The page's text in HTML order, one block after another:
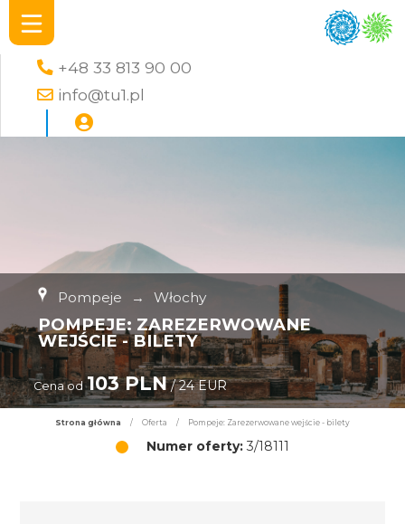
+48 33 813 90 00
info@tu1.pl
Pompeje → Włochy
POMPEJE: ZAREZERWOWANE
WEJŚCIE - BILETY
Cena od 103 PLN/ 24 EUR
Strona główna / Oferta / Pompeje: Zarezerwowane wejście - bilety
Numer oferty: 3/18111